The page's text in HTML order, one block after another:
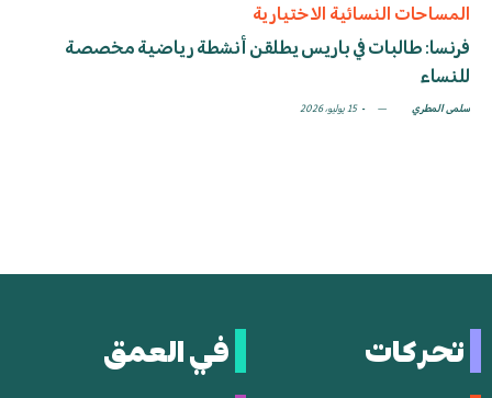
المساحات النسائية الاختيارية
فرنسا: طالبات في باريس يطلقن أنشطة رياضية مخصصة
للنساء
سلمى المطري 15 يوليو، 2026
تحركات
في العمق